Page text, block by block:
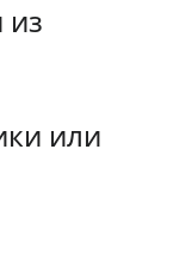
из
или